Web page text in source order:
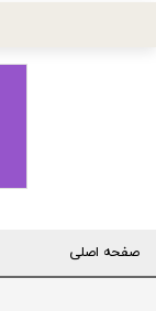
صفحه اصلی